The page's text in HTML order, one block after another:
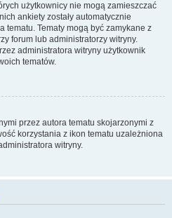
użytkownicy nie mogą zamieszczać
ankiety zostały automatycznie
tematu. Tematy mogą być zamykane z
forum lub administratorzy witryny.
administratora witryny użytkownik
tematów.
przez autora tematu skojarzonymi z
korzystania z ikon tematu uzależniona
witryny.